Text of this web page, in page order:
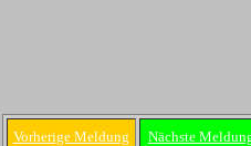
Vorherige Meldung Nächste